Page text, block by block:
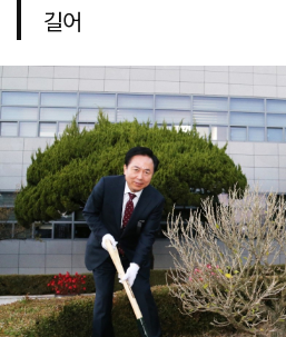
길어